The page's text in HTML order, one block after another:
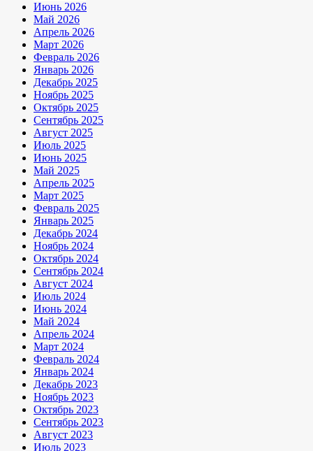
Июнь 2026
Май 2026
Апрель 2026
Март 2026
Февраль 2026
Январь 2026
Декабрь 2025
Ноябрь 2025
Октябрь 2025
Сентябрь 2025
Август 2025
Июль 2025
Июнь 2025
Май 2025
Апрель 2025
Март 2025
Февраль 2025
Январь 2025
Декабрь 2024
Ноябрь 2024
Октябрь 2024
Сентябрь 2024
Август 2024
Июль 2024
Июнь 2024
Май 2024
Апрель 2024
Март 2024
Февраль 2024
Январь 2024
Декабрь 2023
Ноябрь 2023
Октябрь 2023
Сентябрь 2023
Август 2023
Июль 2023